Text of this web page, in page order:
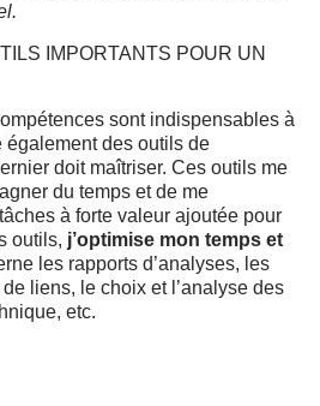
IMPORTANTS POUR UN
sont indispensables à
également des outils de
doit maîtriser. Ces outils me
du temps et de me
à forte valeur ajoutée pour
outils, j’optimise mon temps et
les rapports d’analyses, les
liens, le choix et l’analyse des
etc.